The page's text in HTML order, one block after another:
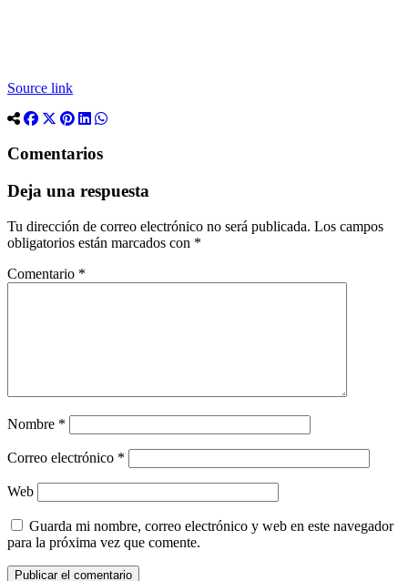
Source link
Comentarios
Deja una respuesta
Tu dirección de correo electrónico no será publicada. Los campos
obligatorios están marcados con *
Comentario *
Nombre *
Correo electrónico *
Web
Guarda mi nombre, correo electrónico y web en este navegador
para la próxima vez que comente.